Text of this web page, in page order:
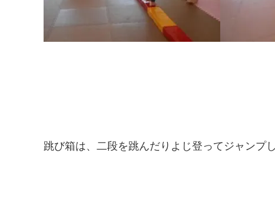
跳び箱は、二段を跳んだりよじ登ってジャンプ